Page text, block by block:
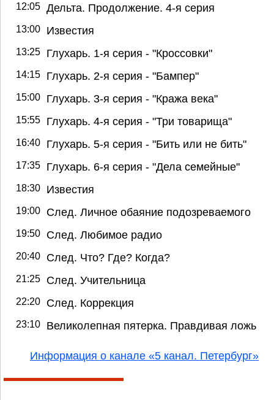
12:05 Дельта. Продолжение. 4-я серия
13:00 Известия
13:25 Глухарь. 1-я серия - "Кроссовки"
14:15 Глухарь. 2-я серия - "Бампер"
15:00 Глухарь. 3-я серия - "Кража века"
15:55 Глухарь. 4-я серия - "Три товарища"
16:40 Глухарь. 5-я серия - "Бить или не бить"
17:35 Глухарь. 6-я серия - "Дела семейные"
18:30 Известия
19:00 След. Личное обаяние подозреваемого
19:50 След. Любимое радио
20:40 След. Что? Где? Когда?
21:25 След. Учительница
22:20 След. Коррекция
23:10 Великолепная пятерка. Правдивая ложь
Информация о канале «5 канал. Петербург»